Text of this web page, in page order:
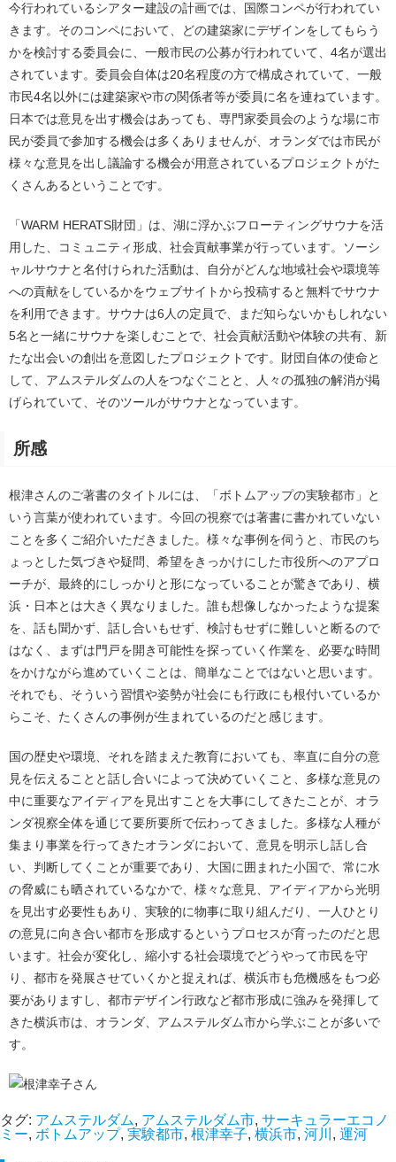
今行われているシアター建設の計画では、国際コンペが行われてい
きます。そのコンペにおいて、どの建築家にデザインをしてもらう
かを検討する委員会に、一般市民の公募が行われていて、4名が選出
されています。委員会自体は20名程度の方で構成されていて、一般
市民4名以外には建築家や市の関係者等が委員に名を連ねています。
日本では意見を出す機会はあっても、専門家委員会のような場に市
民が委員で参加する機会は多くありませんが、オランダでは市民が
様々な意見を出し議論する機会が用意されているプロジェクトがた
くさんあるということです。
「WARM HERATS財団」は、湖に浮かぶフローティングサウナを活
用した、コミュニティ形成、社会貢献事業が行っています。ソーシ
ャルサウナと名付けられた活動は、自分がどんな地域社会や環境等
への貢献をしているかをウェブサイトから投稿すると無料でサウナ
を利用できます。サウナは6人の定員で、まだ知らないかもしれない
5名と一緒にサウナを楽しむことで、社会貢献活動や体験の共有、新
たな出会いの創出を意図したプロジェクトです。財団自体の使命と
して、アムステルダムの人をつなぐことと、人々の孤独の解消が掲
げられていて、そのツールがサウナとなっています。
所感
根津さんのご著書のタイトルには、「ボトムアップの実験都市」と
いう言葉が使われています。今回の視察では著書に書かれていない
ことを多くご紹介いただきました。様々な事例を伺うと、市民のち
ょっとした気づきや疑問、希望をきっかけにした市役所へのアプロ
ーチが、最終的にしっかりと形になっていることが驚きであり、横
浜・日本とは大きく異なりました。誰も想像しなかったような提案
を、話も聞かず、話し合いもせず、検討もせずに難しいと断るので
はなく、まずは門戸を開き可能性を探っていく作業を、必要な時間
をかけながら進めていくことは、簡単なことではないと思います。
それでも、そういう習慣や姿勢が社会にも行政にも根付いているか
らこそ、たくさんの事例が生まれているのだと感じます。
国の歴史や環境、それを踏まえた教育においても、率直に自分の意
見を伝えることと話し合いによって決めていくこと、多様な意見の
中に重要なアイディアを見出すことを大事にしてきたことが、オラ
ンダ視察全体を通じて要所要所で伝わってきました。多様な人種が
集まり事業を行ってきたオランダにおいて、意見を明示し話し合
い、判断してくことが重要であり、大国に囲まれた小国で、常に水
の脅威にも晒されているなかで、様々な意見、アイディアから光明
を見出す必要性もあり、実験的に物事に取り組んだり、一人ひとり
の意見に向き合い都市を形成するというプロセスが育ったのだと思
います。社会が変化し、縮小する社会環境でどうやって市民を守
り、都市を発展させていくかと捉えれば、横浜市も危機感をもつ必
要がありますし、都市デザイン行政など都市形成に強みを発揮して
きた横浜市は、オランダ、アムステルダム市から学ぶことが多いで
す。
タグ: アムステルダム, アムステルダム市, サーキュラーエコノ
ミー, ボトムアップ, 実験都市, 根津幸子, 横浜市, 河川 , 運河